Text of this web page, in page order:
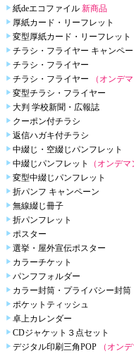
紙deエコファイル 新商品
厚紙カード・リーフレット
変型厚紙カード・リーフレット
チラシ・フライヤー キャンペ
チラシ・フライヤー
チラシ・フライヤー
（オンデマ
変型チラシ・フライヤー
大判 学校新聞・広報誌
クーポン付チラシ
返信ハガキ付チラシ
中綴じ・空綴じパンフレット
中綴じパンフレット
（オンデマ
変型中綴じパンフレット
折パンフ キャンペーン
無線綴じ冊子
折パンフレット
ポスター
選挙・屋外宣伝ポスター
カラーチケット
パンフフォルダー
カラー封筒・プライバシー封筒
ポケットティッシュ
卓上カレンダー
CDジャケット３点セット
デジタル印刷三角POP
（オン